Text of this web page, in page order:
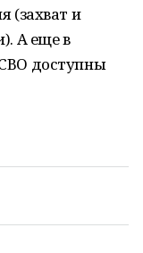
(захват и
А еще в
доступны